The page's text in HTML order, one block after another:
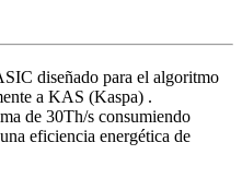
diseñado para el algoritmo
a KAS (Kaspa) .
de 30Th/s consumiendo
eficiencia energética de